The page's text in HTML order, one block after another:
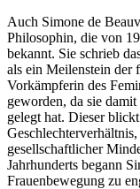
Auch Simone de
Philosophin, die von
bekannt. Sie schrieb
als ein Meilenstein der
Vorkämpferin des
geworden, da sie
gelegt hat. Dieser
gesellschaftlicher
Jahrhunderts begann
Frauenbewegung zu